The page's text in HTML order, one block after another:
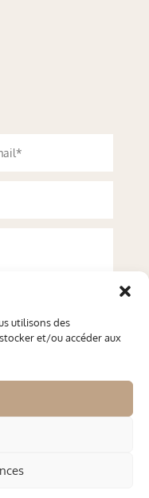
utilisons des
et/ou accéder aux
web